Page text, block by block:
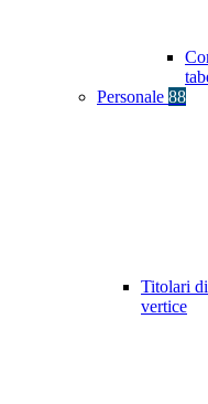
Personale 88
Titolari
vertice